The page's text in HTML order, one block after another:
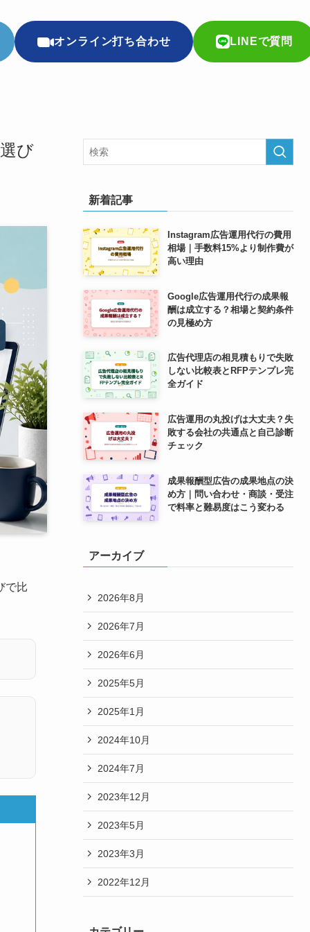
オンライン打ち合わせ LINEで質問
び
で比
新着記事
Instagram広告運用代行の費用
相場｜手数料15%より制作費が
高い理由
Google広告運用代行の成果報
酬は成立する？相場と契約条件
の見極め方
広告代理店の相見積もりで失敗
しない比較表とRFPテンプレ完
全ガイド
広告運用の丸投げは大丈夫？失
敗する会社の共通点と自己診断
チェック
成果報酬型広告の成果地点の決
め方｜問い合わせ・商談・受注
で料率と難易度はこう変わる
アーカイブ
2026年8月
2026年7月
2026年6月
2025年5月
2025年1月
2024年10月
2024年7月
2023年12月
2023年5月
2023年3月
2022年12月